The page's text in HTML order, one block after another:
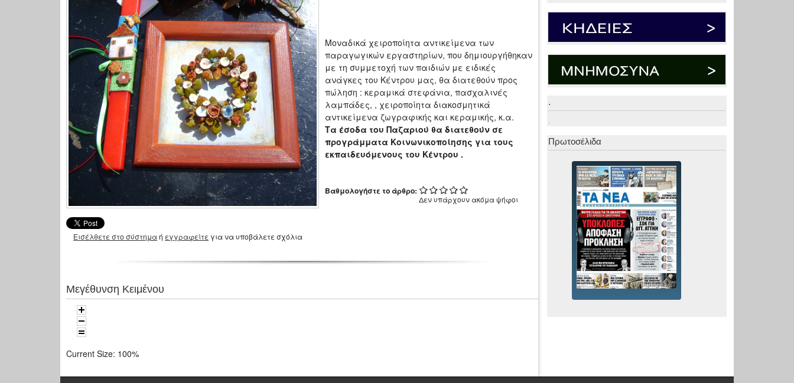
Μοναδικά χειροποίητα αντικείμενα των
παραγωγικών εργαστηρίων, που δημιουργήθηκαν
με τη συμμετοχή των παιδιών με ειδικές
ανάγκες του Κέντρου μας, θα διατεθούν προς
πώληση : κεραμικά στεφάνια, πασχαλινές
λαμπάδες, , χειροποίητα διακοσμητικά
αντικείμενα ζωγραφικής και κεραμικής, κ.α.
Τα έσοδα του Παζαριού θα διατεθούν σε
προγράμματα Κοινωνικοποίησης για τους
εκπαιδευόμενους του Κέντρου .
Βαθμολογήστε το άρθρο:
Δεν υπάρχουν ακόμα ψήφοι
Εισέλθετε στο σύστημαή εγγραφείτε για να υποβάλετε σχόλια
Μεγέθυνση Κειμένου
Current Size: 100%
.
.
Πρωτοσέλιδα